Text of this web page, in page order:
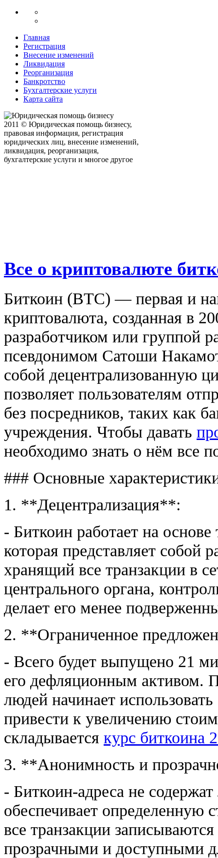
Главная
Регистрация
Внесение изменений
Ликвидация
Реорганизация
Банкротство
Бухгалтерские услуги
Карта сайта
Все о криптовалюте
Биткоин (BTC) — первая и
криптовалюта, созданная в
разработчиком или группой
псевдонимом Сатоши
собой децентрализованную
позволяет пользователям
без посредников, таких как
учреждения. Чтобы давать
необходимо знать о нём все
### Основные
1. **Децентрализация**:
- Биткоин работает на
которая представляет собой
хранящий все транзакции в
центрального органа,
делает его менее
2. **Ограниченное
- Всего будет выпущено 21
его дефляционным активом.
людей начинает
привести к увеличению
складывается курс биткоина
3. **Анонимность и
- Биткоин-адреса не
обеспечивает определенную
все транзакции
прозрачными и доступными
2011 © Юридическая помощь бизнесу,
правовая информация, регистрация
юридических лиц, внесение изменений,
ликвидация, реорганизация,
бухгалтерские услуги и многое другое